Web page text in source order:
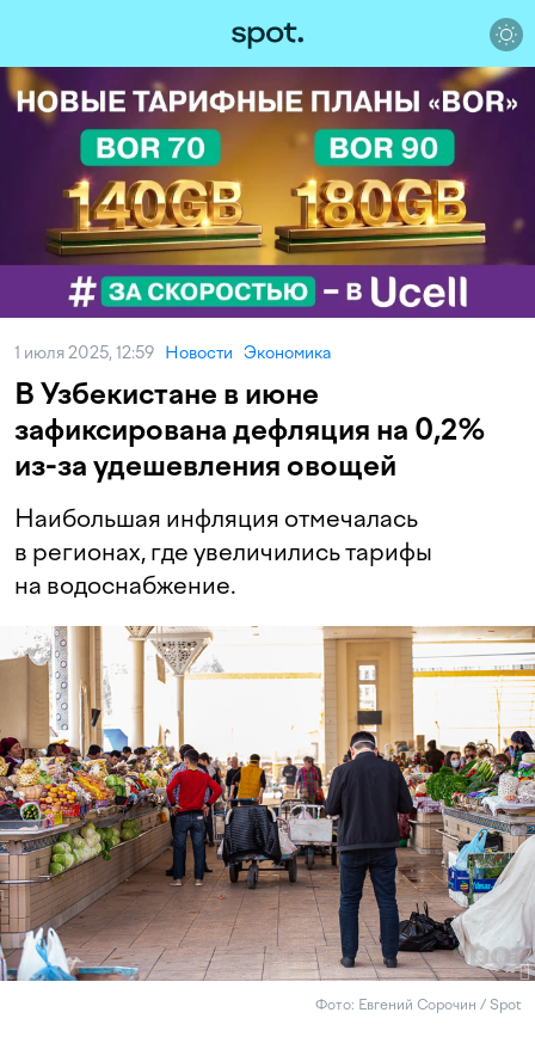
1 июля 2025, 12:59 Новости Экономика
В Узбекистане в июне
зафиксирована дефляция на 0,2%
из-за удешевления овощей
Наибольшая инфляция отмечалась
в регионах, где увеличились тарифы
на водоснабжение.
Фото: Евгений Сорочин / Spot